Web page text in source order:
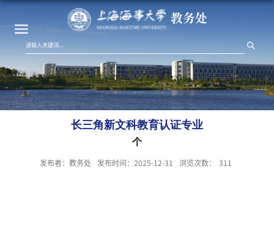
教务处
长三角新文科教育认证专业
个
发布者：教务处 发布时间：2025-12-31 浏览次数： 311